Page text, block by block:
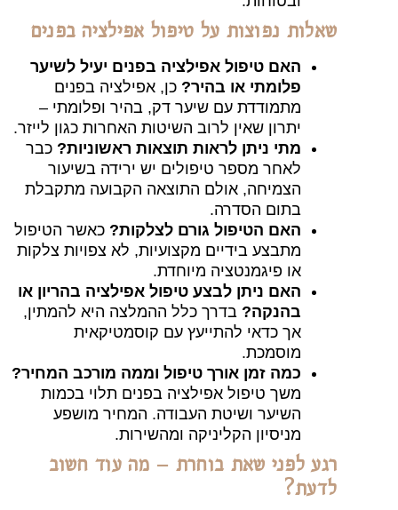
נפוצות על טיפול אפילציה בפנים
האם טיפול אפילציה בפנים יעיל לשיער
פלומתי או בהיר?כן, אפילציה בפנים
מתמודדת עם שיער דק, בהיר ופלומתי –
יתרון שאין לרוב השיטות האחרות כגון לייזר.
מתי ניתן לראות תוצאות ראשוניות?כבר
לאחר מספר טיפולים יש ירידה בשיעור
הצמיחה, אולם התוצאה הקבועה מתקבלת
בתום הסדרה.
האם הטיפול גורם לצלקות?כאשר הטיפול
מתבצע בידיים מקצועיות, לא צפויות צלקות
או פיגמנטציה מיוחדת.
האם ניתן לבצע טיפול אפילציה בהריון או
בדרך כלל ההמלצה היא להמתין,
אך כדאי להתייעץ עם קוסמטיקאית
כמה זמן אורך טיפול וממה מורכב המחיר?
משך טיפול אפילציה בפנים תלוי בכמות
השיער ושיטת העבודה. המחיר מושפע
מניסיון הקליניקה ומהשירות.
לפני שאת בוחרת – מה עוד חשוב